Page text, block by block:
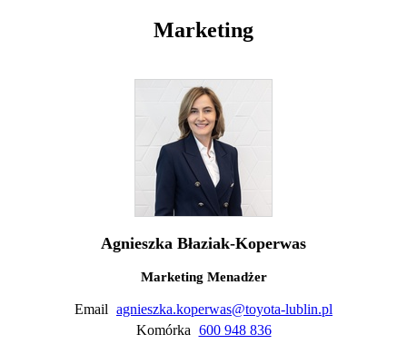
Marketing
Agnieszka Błaziak-Koperwas
Marketing Menadżer
Email agnieszka.koperwas@toyota-lublin.pl
Komórka 600 948 836